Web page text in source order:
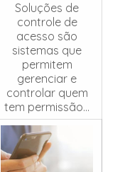
Soluções de
controle de
acesso são
sistemas que
permitem
gerenciar e
controlar quem
tem permissão...